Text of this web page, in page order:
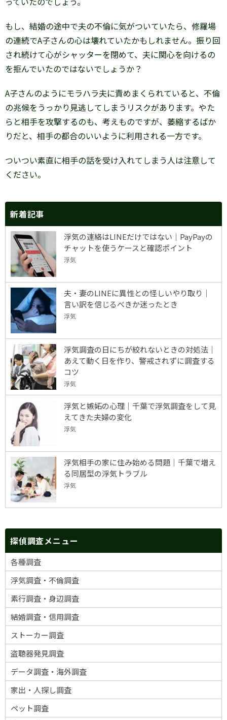
もし、結婚の途中で夫の不倫に気がついていたら、修羅場
の連続でA子さんの心は壊れていたかもしれません。振り回
され続けて心がシャッターを閉めて、夫に関心を向けるの
を拒んでいたのではないでしょうか？
A子さんのようにモラハラ夫に責めまくられていると、不倫
の兆候をうっかり見逃してしまうリスクがあります。やた
らと相手を攻撃するのも、考えものですが、萎縮するばか
りだと、相手の都合のいいように利用される一方です。
ついつい素直に相手の話を受け入れてしまう人は注意して
ください。
新着記事
浮気の連絡はLINEだけではない｜PayPayの
チャットを使うケースと確認ポイント
浮気
夫・妻のLINEに異性との怪しいやり取り｜
言い訳を信じるべきか迷ったとき
浮気
浮気調査の日にちが絞れないときの対処法｜
あえて動く日を作り、警戒されずに調査する
コツ
浮気
浮気と嫉妬の心理｜千葉で浮気調査をして見
えてきた夫婦の変化
浮気
浮気相手の家に住み始める問題｜千葉で増え
る同居型の浮気トラブル
浮気
探偵調査メニュー
各種調査
浮気調査・不倫調査
素行調査・身辺調査
結婚調査・信用調査
ストーカー調査
盗聴器発見調査
データ調査・海外調査
家出・人探し調査
ペット調査